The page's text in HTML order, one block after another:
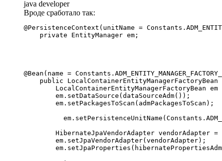
java developer
Вроде сработало так:
@PersistenceContext(unitName =
    private EntityManager em;
@Bean(name =
public
LocalContainerEntityManagerFactoryBean
        em.setDataSource(dataSourceAdm());
        em.setPackagesToScan(admPackagesToScan);
HibernateJpaVendorAdapter vendorAdapter
        em.setJpaVendorAdapter(vendorAdapter);